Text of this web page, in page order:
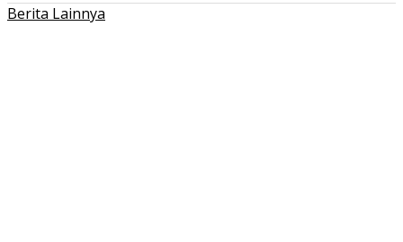
Berita Lainnya